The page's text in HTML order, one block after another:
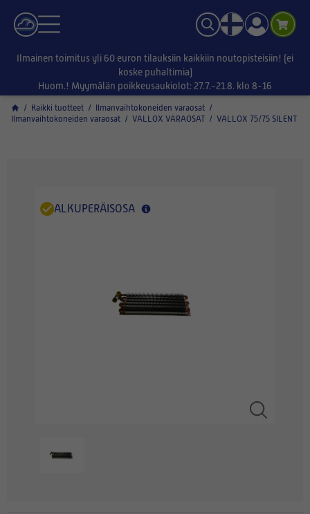
Ilmainen toimitus yli 60 euron tilauksiin kaikkiin noutopisteisiin! (ei
koske puhaltimia)
Huom.! Myymälän poikkeusaukiolot: 27.7.-21.8. klo 8-16
/ Kaikki tuotteet / Ilmanvaihtokoneiden varaosat /
Ilmanvaihtokoneiden varaosat / VALLOX VARAOSAT / VALLOX 75/75 SILENT
ALKUPERÄISOSA